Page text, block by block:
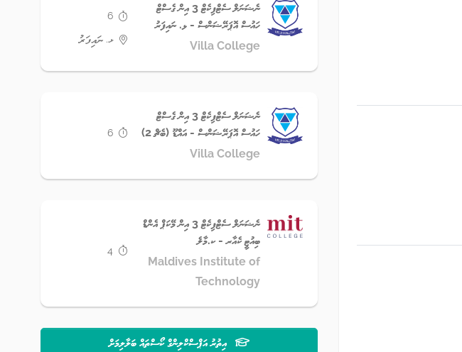
ނެޝަނަލް ސެޓްފިކެޓް 3 އިން ގެސްޓް
ހައުސް އޮޕަރޭޝަންސް - ޅ. ނައިފަރު
Villa College
6
ޅ. ނައިފަރު
ނެޝަނަލް ސެޓްފިކެޓް 3 އިން ގެސްޓް
ހައުސް އޮޕަރޭޝަންސް - އައްޑޫ (ބެޗް 2)
Villa College
6
ނެޝަނަލް ސެޓްފިކެޓް 3 އިން މޭކަޕް އެންޑް
ބިއުޓީ ކެއާރ - ކ.މާލެ
Maldives Institute of
Technology
4
އިތުރު އަޕްސްކްލިންގް ކޯސްތައް ބަލާލިމަށް